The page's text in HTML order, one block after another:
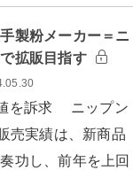
製粉メーカー＝ニ
拡販目指す
を訴求 ニップン
売実績は、新商品
功し、前年を上回